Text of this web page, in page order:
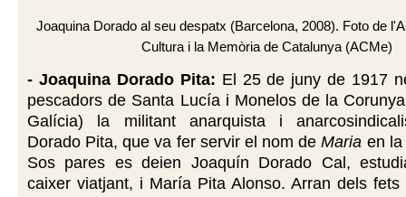
Joaquina Dorado al seu despatx (Barcelona, 2008). Foto de
Cultura i la Memòria de Catalunya (ACMe)
- Joaquina Dorado Pita: El 25 de juny de 1917
pescadors de Santa Lucía i Monelos de la
Galícia) la militant anarquista i
Dorado Pita, que va fer servir el nom deMaria en la
Sos pares es deien Joaquín Dorado Cal,
caixer viatjant, i María Pita Alonso. Arran dels fets